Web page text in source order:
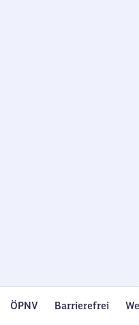
ÖPNV Barrierefrei